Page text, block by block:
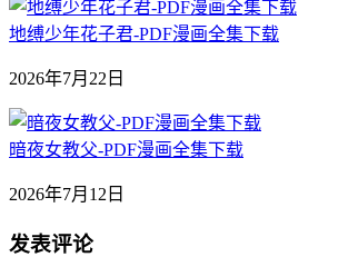
地缚少年花子君-PDF漫画全集下载
2026年7月22日
暗夜女教父-PDF漫画全集下载
2026年7月12日
发表评论